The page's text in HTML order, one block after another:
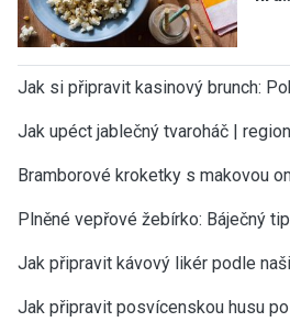
Jak si připravit kasinový brunch:
Jak upéct jablečný tvaroháč |
Bramborové kroketky s makovou
Plněné vepřové žebírko: Báječný
Jak připravit kávový likér podle
Jak připravit posvícenskou husu